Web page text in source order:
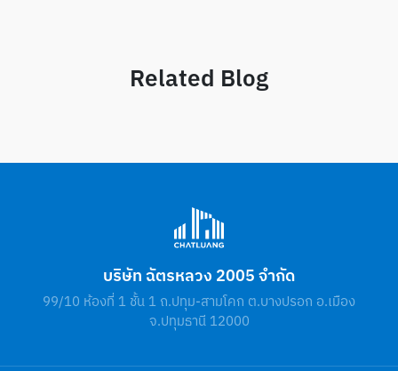
Related Blog
บริษัท ฉัตรหลวง 2005 จำกัด
99/10 ห้องที่ 1 ชั้น 1 ถ.ปทุม-สามโคก ต.บางปรอก อ.เมือง
จ.ปทุมธานี 12000